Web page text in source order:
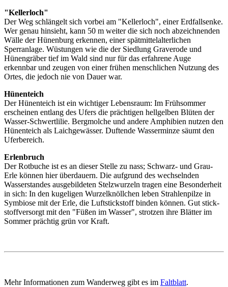
"Kellerloch"
Der Weg schlängelt sich vorbei am "Kellerloch", einer Erdfallsenke.
Wer genau hinsieht, kann 50 m weiter die sich noch abzeichnenden
Wälle der Hünenburg erkennen, einer spätmittel­alterlichen
Sperranlage. Wüstungen wie die der Siedlung Graverode und
Hünengräber tief im Wald sind nur für das erfahrene Auge
erkennbar und zeugen von einer frühen menschlichen Nutzung des
Ortes, die jedoch nie von Dauer war.
Hünenteich
Der Hünenteich ist ein wichtiger Lebensraum: Im Frühsommer
erscheinen entlang des Ufers die prächtigen hellgelben Blüten der
Wasser-Schwertlilie. Bergmolche und andere Amphibien nutzen den
Hünenteich als Laichgewässer. Duftende Wasserminze säumt den
Uferbereich.
Erlenbruch
Der Rotbuche ist es an dieser Stelle zu nass; Schwarz- und Grau-
Erle können hier überdauern. Die aufgrund des wechselnden
Wasserstandes ausgebildeten Stelzwurzeln tragen eine Besonderheit
in sich: In den kugeligen Wurzelknöllchen leben Strahlenpilze in
Symbiose mit der Erle, die Luftstickstoff binden können. Gut stick­
stoffversorgt mit den "Füßen im Wasser", strotzen ihre Blätter im
Sommer prächtig grün vor Kraft.
Mehr Informationen zum Wanderweg gibt es im Faltblatt.